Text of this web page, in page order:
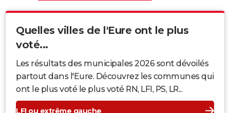
Quelles villes de l'Eure ont le plus
voté...
Les résultats des municipales 2026 sont dévoilés
partout dans l'Eure. Découvrez les communes qui
ont le plus voté le plus voté RN, LFI, PS, LR...
LFI ou extrême gauche